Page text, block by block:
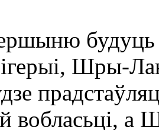
будуць
Шры-
вобласьці, а